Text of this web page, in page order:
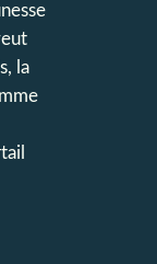
la